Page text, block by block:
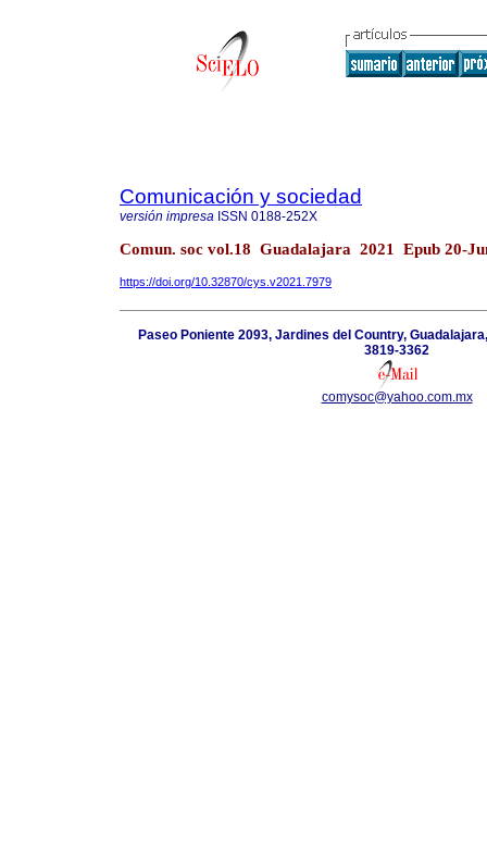
Comunicación y sociedad
versión impresa ISSN 0188-252X
Comun. soc vol.18 Guadalajara 2021 Epub 20-
https://doi.org/10.32870/cys.v2021.7979
Paseo Poniente 2093, Jardines del Country,
3819-3362
comysoc@yahoo.com.mx